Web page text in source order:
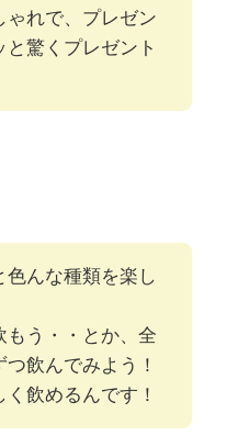
ゃれで、プレゼン
と驚くプレゼント
色んな種類を楽し
もう・・とか、全
飲んでみよう！
飲めるんです！